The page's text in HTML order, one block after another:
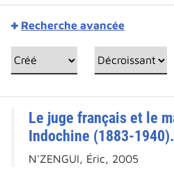
Recherche avancée
Le juge français et le
Indochine (1883-1940).
N'ZENGUI, Éric, 2005